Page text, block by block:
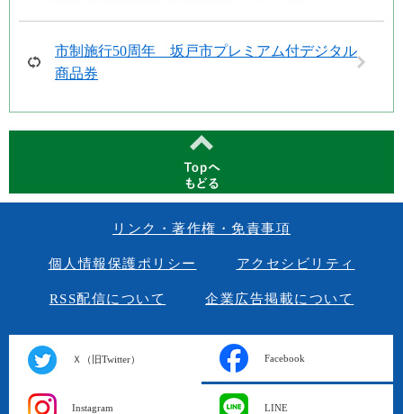
市制施行50周年 坂戸市プレミアム付デジタル
商品券
リンク・著作権・免責事項
個人情報保護ポリシー アクセシビリティ
RSS配信について 企業広告掲載について
Ｘ（旧Twitter） Facebook
Instagram LINE